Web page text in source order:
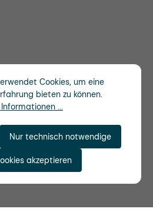
Cookies, um eine
bieten zu können.
...
Nur technisch notwendige
akzeptieren